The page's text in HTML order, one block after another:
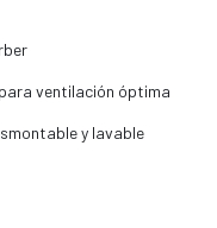
ventilación óptima
y lavable